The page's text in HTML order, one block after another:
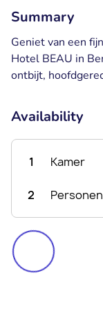
Summary
Geniet van een
Hotel BEAU in
ontbijt,
Availability
1 Kamer
2 Personen